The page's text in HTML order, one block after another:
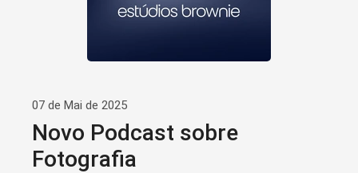
07 de Mai de 2025
Novo Podcast sobre
Fotografia